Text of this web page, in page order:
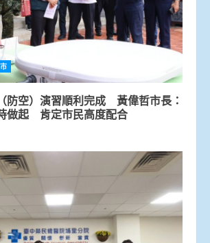
防空）演習順利完成 黃偉哲市長：
做起 肯定市民高度配合